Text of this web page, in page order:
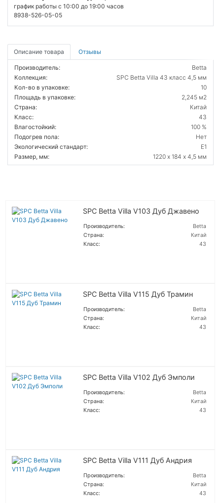
график работы с 10:00 до 19:00 часов
8938-526-05-05
Описание товара Отзывы
Производитель:
Betta
Коллекция:
SPC Betta Villa 43 класс 4,5 мм
Кол-во в упаковке:
10
Площадь в упаковке:
2,245 м2
Страна:
Китай
Класс:
43
Влагостойкий:
100 %
Подогрев пола:
Нет
Экологический стандарт:
E1
Размер, мм:
1220 х 184 х 4,5 мм
SPC Betta Villa V103 Дуб Джавено
Производитель:
Betta
Страна:
Китай
Класс:
43
SPC Betta Villa V115 Дуб Трамин
Производитель:
Betta
Страна:
Китай
Класс:
43
SPC Betta Villa V102 Дуб Эмполи
Производитель:
Betta
Страна:
Китай
Класс:
43
SPC Betta Villa V111 Дуб Андрия
Производитель:
Betta
Страна:
Китай
Класс:
43